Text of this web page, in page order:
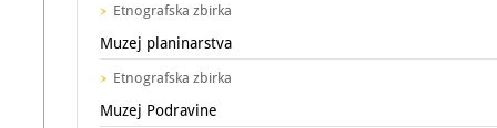
Etnografska zbirka
Muzej planinarstva
Etnografska zbirka
Muzej Podravine